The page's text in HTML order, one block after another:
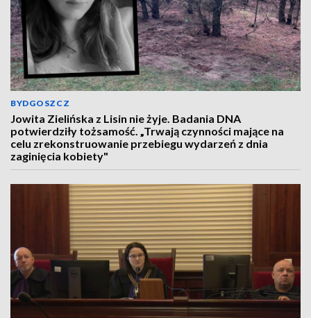
BYDGOSZCZ
Jowita Zielińska z Lisin nie żyje. Badania DNA
potwierdziły tożsamość. „Trwają czynności mające na
celu zrekonstruowanie przebiegu wydarzeń z dnia
zaginięcia kobiety"